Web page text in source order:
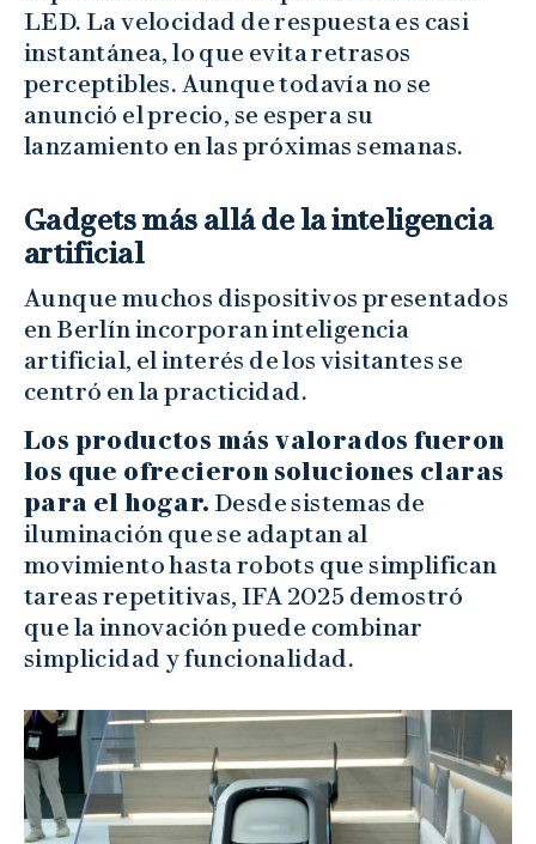
LED. La velocidad de respuesta es casi
instantánea, lo que evita retrasos
perceptibles. Aunque todavía no se
anunció el precio, se espera su
lanzamiento en las próximas semanas.
Gadgets más allá de la inteligencia
artificial
Aunque muchos dispositivos presentados
en Berlín incorporan inteligencia
artificial, el interés de los visitantes se
centró en la practicidad.
Los productos más valorados fueron
los que ofrecieron soluciones claras
para el hogar. Desde sistemas de
iluminación que se adaptan al
movimiento hasta robots que simplifican
tareas repetitivas, IFA 2025 demostró
que la innovación puede combinar
simplicidad y funcionalidad.